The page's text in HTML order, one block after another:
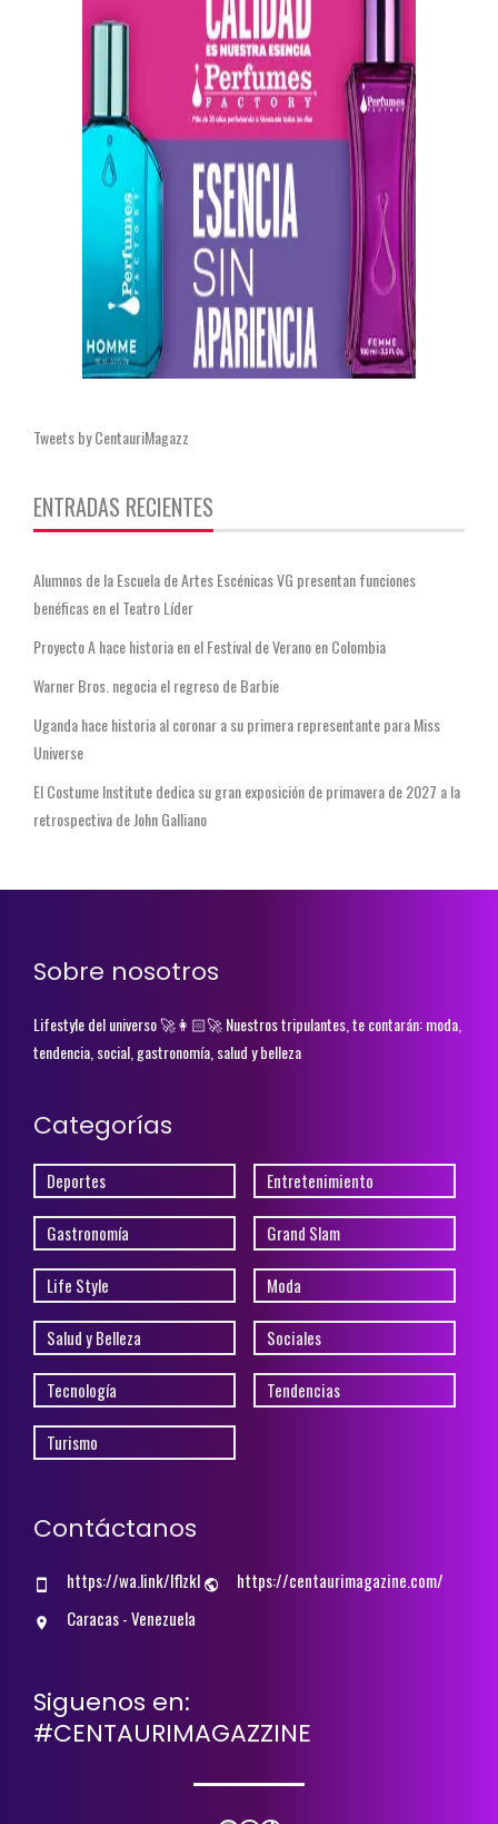
Tweets by CentauriMagazz
ENTRADAS RECIENTES
Alumnos de la Escuela de Artes Escénicas VG presentan funciones
benéficas en el Teatro Líder
Proyecto A hace historia en el Festival de Verano en Colombia
Warner Bros. negocia el regreso de Barbie
Uganda hace historia al coronar a su primera representante para Miss
Universe
El Costume Institute dedica su gran exposición de primavera de 2027 a la
retrospectiva de John Galliano
Sobre nosotros
Lifestyle del universo 🚀👩🏻‍🚀 Nuestros tripulantes, te contarán: moda,
tendencia, social, gastronomía, salud y belleza
Categorías
Deportes Entretenimiento
Gastronomía Grand Slam
Life Style Moda
Salud y Belleza Sociales
Tecnología Tendencias
Turismo
Contáctanos
https://wa.link/lflzkl
https://centaurimagazine.com/
Caracas - Venezuela
Siguenos en:
#CENTAURIMAGAZZINE